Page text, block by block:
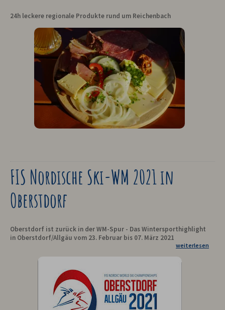
24h leckere regionale Produkte rund um Reichenbach
FIS Nordische Ski-WM 2021 in
Oberstdorf
Oberstdorf ist zurück in der WM-Spur - Das Wintersporthighlight
in Oberstdorf/Allgäu vom 23. Februar bis 07. März 2021
weiterlesen